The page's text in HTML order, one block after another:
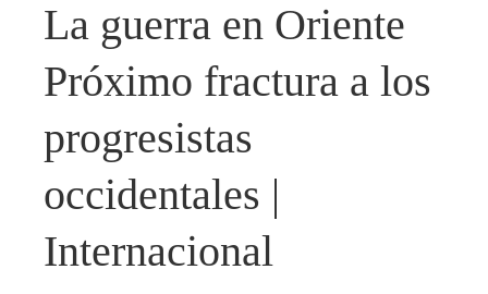
La guerra en Oriente
Próximo fractura a los
progresistas
occidentales |
Internacional